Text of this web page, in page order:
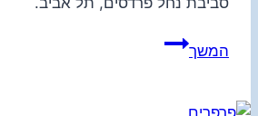
המשךגיאומטריה